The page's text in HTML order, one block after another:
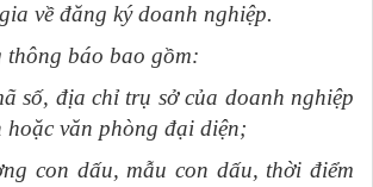
về đăng ký doanh nghiệp.
thông báo bao gồm:
số, địa chỉ trụ sở của doanh nghiệp
hoặc văn phòng đại diện;
con dấu, mẫu con dấu, thời điểm